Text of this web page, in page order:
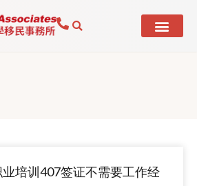
培训407签证不需要工作经